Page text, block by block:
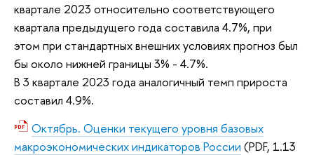
квартале 2023 относительно соответствующего
квартала предыдущего года составила 4.7%, при
этом при стандартных внешних условиях прогноз был
бы около нижней границы 3% - 4.7%.
В 3 квартале 2023 года аналогичный темп прироста
составил 4.9%.
Октябрь. Оценки текущего уровня базовых
макроэкономических индикаторов России (PDF, 1.13